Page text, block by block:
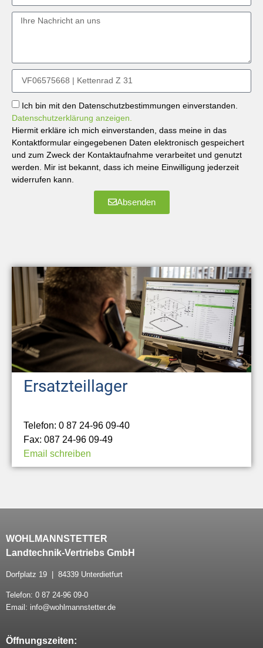
Ich bin mit den Datenschutzbestimmungen einverstanden.
Datenschutzerklärung anzeigen.
Hiermit erkläre ich mich einverstanden, dass meine in das
Kontaktformular eingegebenen Daten elektronisch gespeichert
und zum Zweck der Kontaktaufnahme verarbeitet und genutzt
werden. Mir ist bekannt, dass ich meine Einwilligung jederzeit
widerrufen kann.
Absenden
Ersatzteillager
Telefon: 0 87 24-96 09-40
Fax: 087 24-96 09-49
Email schreiben
WOHLMANNSTETTER
Landtechnik-Vertriebs GmbH
Dorfplatz 19 | 84339 Unterdietfurt
Telefon: 0 87 24-96 09-0
Email: info@wohlmannstetter.de
Öffnungszeiten: